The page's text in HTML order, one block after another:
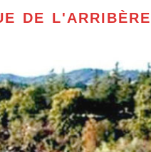
DE L'ARRIBÈRE